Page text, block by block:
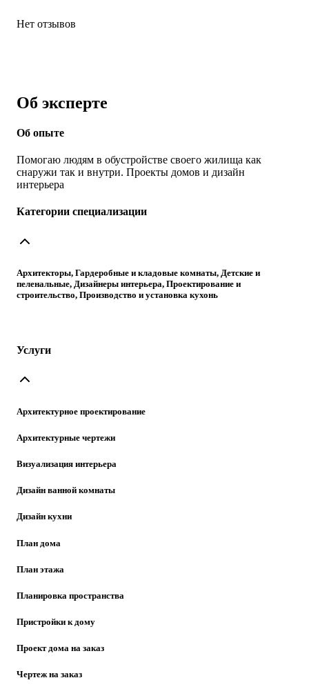
Нет отзывов
Об эксперте
Об опыте
Помогаю людям в обустройстве своего жилища как
снаружи так и внутри. Проекты домов и дизайн
интерьера
Категории специализации
Архитекторы, Гардеробные и кладовые комнаты, Детские и
пеленальные, Дизайнеры интерьера, Проектирование и
строительство, Производство и установка кухонь
Услуги
Архитектурное проектирование
Архитектурные чертежи
Визуализация интерьера
Дизайн ванной комнаты
Дизайн кухни
План дома
План этажа
Планировка пространства
Пристройки к дому
Проект дома на заказ
Чертеж на заказ